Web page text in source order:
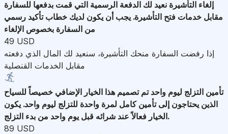
إلغاء التأشيرة نعيد لك الدفعة الرسمية التي قمت بدفعها للسفارة
مقابل خدمات فتح التأشيرة. يجب أن يكون لديك خطاب تأكيد رسمي
من السفارة بخصوص الإلغاء
49 USD
إذا رفضت السفارة منحك التأشيرة، سنعيد لك المال الذي دفعته
مقابل الخدمات القنصلية
تأمين التزلج ليوم واحد تم تصميم هذا الخيار الإضافي خصيصاً للسياح
الذين يحتاجون إلى تأمين كامل لمرة واحدة للتزلج ليوم واحد. يكون
الخيار فعالاً عند شرائه قبل يوم واحد من بدء التزلج.
89 USD